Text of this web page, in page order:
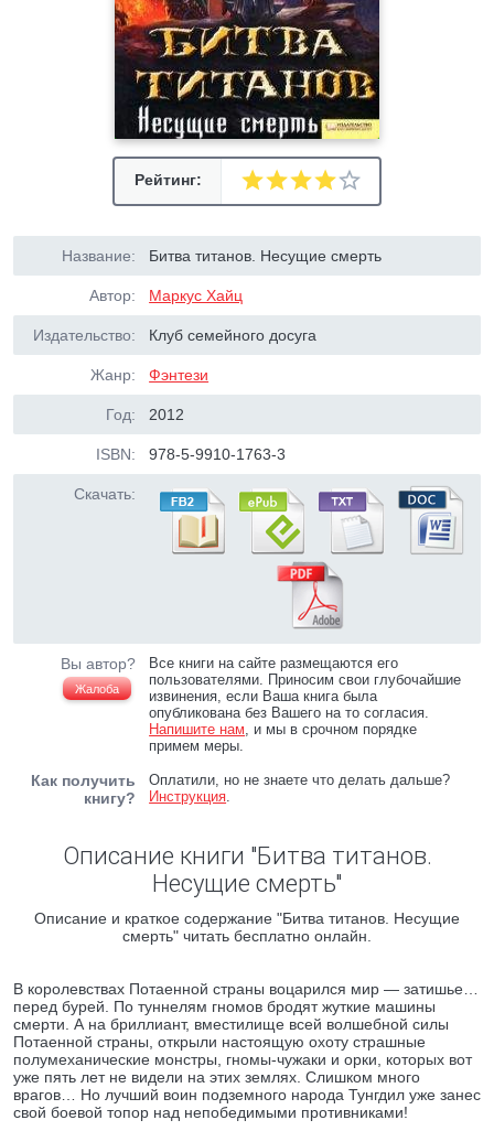
Рейтинг:
Название: Битва титанов. Несущие смерть
Автор: Маркус Хайц
Издательство: Клуб семейного досуга
Жанр: Фэнтези
Год: 2012
ISBN: 978-5-9910-1763-3
Скачать:
Вы автор?
Жалоба
Все книги на сайте размещаются его
пользователями. Приносим свои глубочайшие
извинения, если Ваша книга была
опубликована без Вашего на то согласия.
Напишите нам, и мы в срочном порядке
примем меры.
Как получить
книгу?
Оплатили, но не знаете что делать дальше?
Инструкция.
Описание книги "Битва титанов.
Несущие смерть"
Описание и краткое содержание "Битва титанов. Несущие
смерть" читать бесплатно онлайн.
В королевствах Потаенной страны воцарился мир — затишье…
перед бурей. По туннелям гномов бродят жуткие машины
смерти. А на бриллиант, вместилище всей волшебной силы
Потаенной страны, открыли настоящую охоту страшные
полумеханические монстры, гномы-чужаки и орки, которых вот
уже пять лет не видели на этих землях. Слишком много
врагов… Но лучший воин подземного народа Тунгдил уже занес
свой боевой топор над непобедимыми противниками!